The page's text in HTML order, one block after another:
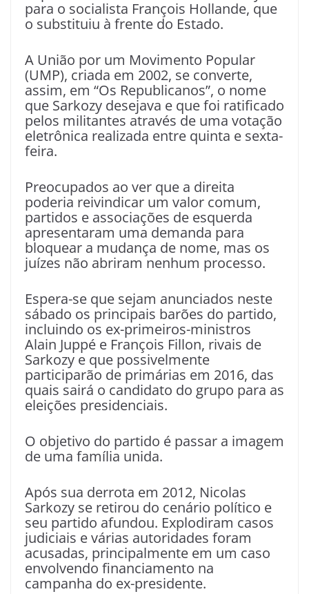
para o socialista François Hollande, que
o substituiu à frente do Estado.
A União por um Movimento Popular
(UMP), criada em 2002, se converte,
assim, em “Os Republicanos”, o nome
que Sarkozy desejava e que foi ratificado
pelos militantes através de uma votação
eletrônica realizada entre quinta e sexta-
feira.
Preocupados ao ver que a direita
poderia reivindicar um valor comum,
partidos e associações de esquerda
apresentaram uma demanda para
bloquear a mudança de nome, mas os
juízes não abriram nenhum processo.
Espera-se que sejam anunciados neste
sábado os principais barões do partido,
incluindo os ex-primeiros-ministros
Alain Juppé e François Fillon, rivais de
Sarkozy e que possivelmente
participarão de primárias em 2016, das
quais sairá o candidato do grupo para as
eleições presidenciais.
O objetivo do partido é passar a imagem
de uma família unida.
Após sua derrota em 2012, Nicolas
Sarkozy se retirou do cenário político e
seu partido afundou. Explodiram casos
judiciais e várias autoridades foram
acusadas, principalmente em um caso
envolvendo financiamento na
campanha do ex-presidente.